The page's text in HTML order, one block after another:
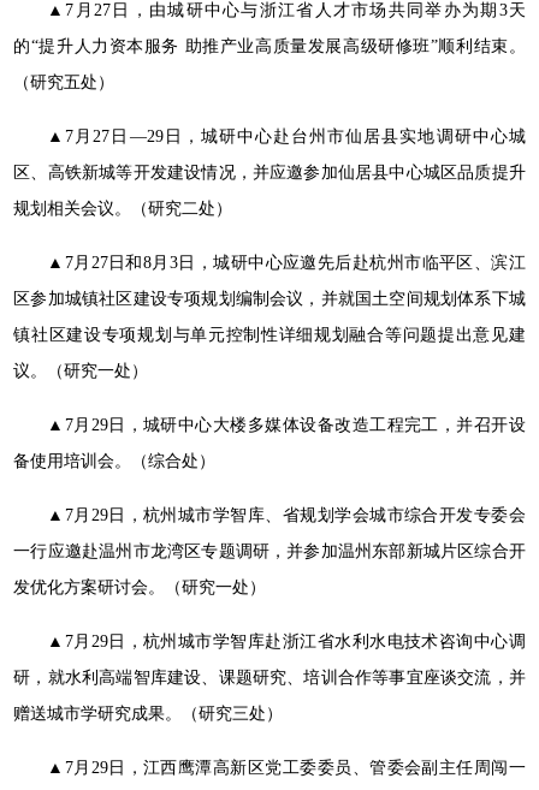
▲7月27日，由城研中心与浙江省人才市场共同举办为期3天
的“提升人力资本服务 助推产业高质量发展高级研修班”顺利结束。
（研究五处）
▲7月27日—29日，城研中心赴台州市仙居县实地调研中心城
区、高铁新城等开发建设情况，并应邀参加仙居县中心城区品质提升
规划相关会议。（研究二处）
▲7月27日和8月3日，城研中心应邀先后赴杭州市临平区、滨江
区参加城镇社区建设专项规划编制会议，并就国土空间规划体系下城
镇社区建设专项规划与单元控制性详细规划融合等问题提出意见建
议。（研究一处）
▲7月29日，城研中心大楼多媒体设备改造工程完工，并召开设
备使用培训会。（综合处）
▲7月29日，杭州城市学智库、省规划学会城市综合开发专委会
一行应邀赴温州市龙湾区专题调研，并参加温州东部新城片区综合开
发优化方案研讨会。（研究一处）
▲7月29日，杭州城市学智库赴浙江省水利水电技术咨询中心调
研，就水利高端智库建设、课题研究、培训合作等事宜座谈交流，并
赠送城市学研究成果。（研究三处）
▲7月29日，江西鹰潭高新区党工委委员、管委会副主任周闯一